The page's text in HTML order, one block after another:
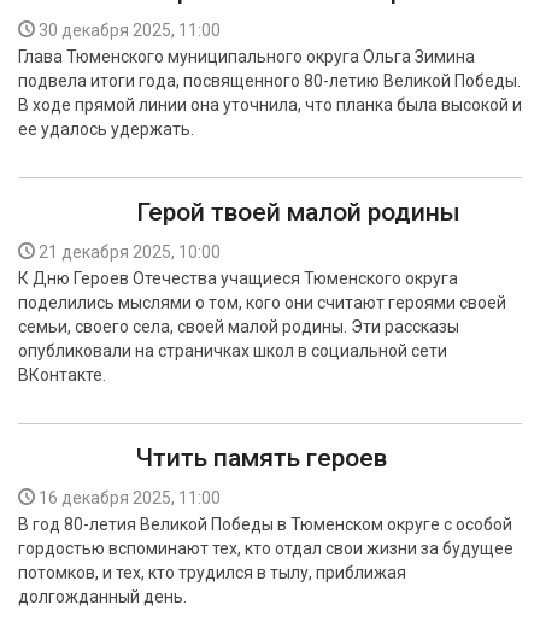
30 декабря 2025, 11:00
Глава Тюменского муниципального округа Ольга Зимина
подвела итоги года, посвященного 80-летию Великой Победы.
В ходе прямой линии она уточнила, что планка была высокой и
ее удалось удержать.
Герой твоей малой родины
21 декабря 2025, 10:00
К Дню Героев Отечества учащиеся Тюменского округа
поделились мыслями о том, кого они считают героями своей
семьи, своего села, своей малой родины. Эти рассказы
опубликовали на страничках школ в социальной сети
ВКонтакте.
Чтить память героев
16 декабря 2025, 11:00
В год 80-летия Великой Победы в Тюменском округе с особой
гордостью вспоминают тех, кто отдал свои жизни за будущее
потомков, и тех, кто трудился в тылу, приближая
долгожданный день.